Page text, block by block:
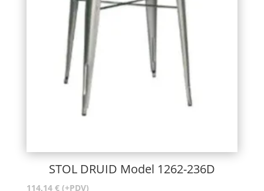
STOL DRUID Model 1262-236D
114,14 € (+PDV)